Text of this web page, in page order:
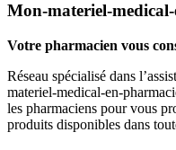
Mon-materiel-
Votre pharmacien vous
Réseau spécialisé dans
materiel-medical-en-
les pharmaciens pour vous
produits disponibles dans